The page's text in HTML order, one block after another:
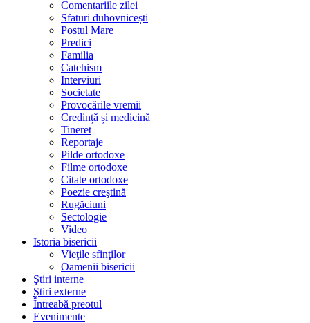
Comentariile zilei
Sfaturi duhovnicești
Postul Mare
Predici
Familia
Catehism
Interviuri
Societate
Provocările vremii
Credință și medicină
Tineret
Reportaje
Pilde ortodoxe
Filme ortodoxe
Citate ortodoxe
Poezie creştină
Rugăciuni
Sectologie
Video
Istoria bisericii
Vieţile sfinţilor
Oamenii bisericii
Ştiri interne
Știri externe
Întreabă preotul
Evenimente